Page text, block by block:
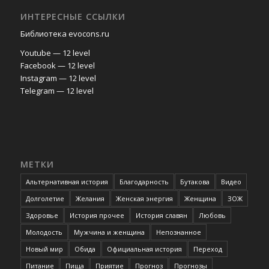
ИНТЕРЕСНЫЕ ССЫЛКИ
Библиотека evocons.ru
Youtube — 12 level
Facebook — 12 level
Instagram — 12 level
Telegram — 12 level
МЕТКИ
Альтернативная история Благодарность Бутакова
Видео
Долголетие
Желания Женская энергия Женщина
ЗОЖ
Здоровье
История прочее История славян
Любовь
Молодость
Мужчина и женщина
Непознанное
Новый мир
Обида Официальная история
Переход
Питание
Пища Приятие Прогноз Прогнозы